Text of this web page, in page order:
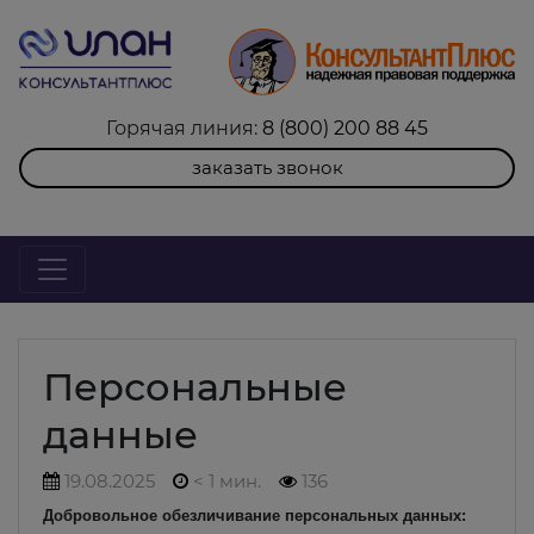
Горячая линия: 8 (800) 200 88 45
заказать звонок
Персональные
данные
19.08.2025 < 1 мин. 136
Добровольное обезличивание персональных данных: